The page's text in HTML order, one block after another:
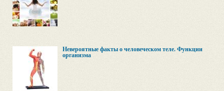
Невероятные факты о человеческом теле. Функции
организма